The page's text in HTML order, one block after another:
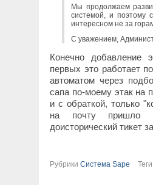
Мы продолжаем
системой, и поэтому
интересном не за
С уважением,
Конечно добавление
первых это работает
автоматом через
сапа по-моему этак на
и с обраткой, только
на почту пришло
доисторический тикет
РубрикиСистема Sape